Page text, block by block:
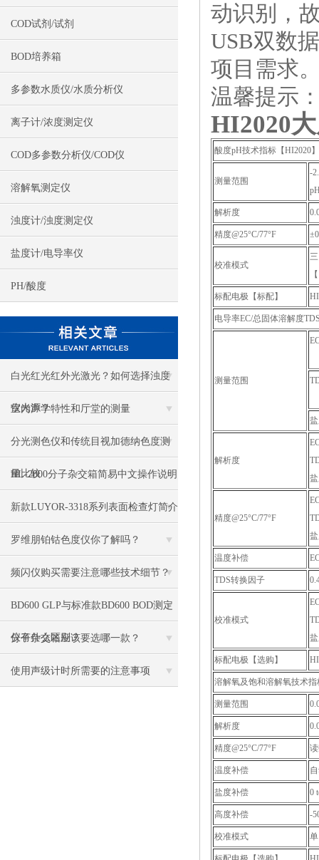
COD试剂/试剂
BOD培养箱
多参数水质仪/水质分析仪
离子计/浓度测定仪
COD多参数分析仪/COD仪
溶解氧测定仪
浊度计/浊度测定仪
盐度计/电导率仪
PH/酸度
白光红光红外光激光？如何选择浊度
仪光源？
室内声学特性和厅堂的测量
分光测色仪和传统目视加德纳色度测
量比较
HL-2000分子杂交箱简易中文操作说明
新款LUYOR-3318系列表面检查灯简介
罗维朋铂钴色度仪你了解吗？
频闪仪购买需要注意哪些技术细节？
BD600 GLP与标准款BD600 BOD测定
仪有什么区别？
分子杂交箱应该要选哪一款？
使用声级计时所需要的注意事项
动识别，
USB双数
项目需求
温馨提示
HI2020
酸度pH技术指标【HI2020】
测量范围
-
解析度
精度@25°C/77°F
校准模式
标配电极【标配】
电导率EC/总固体溶解度
测量范围
解析度
精度@25°C/77°F
温度补偿
TDS转换因子
校准模式
标配电极【选购】
溶解氧及饱和溶解氧技术指
测量范围
解析度
精度@25°C/77°F
温度补偿
盐度补偿 0
高度补偿 -
校准模式